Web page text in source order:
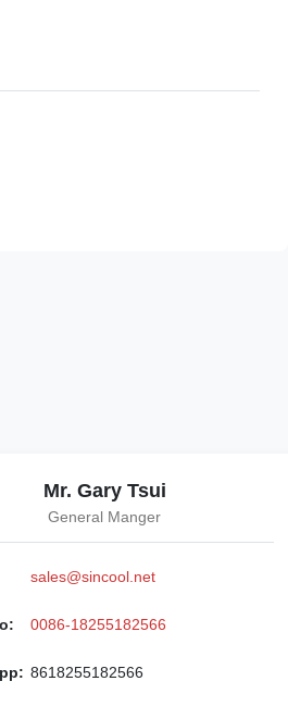
Mr. Gary Tsui
General Manger
sales@sincool.net
0086-18255182566
8618255182566